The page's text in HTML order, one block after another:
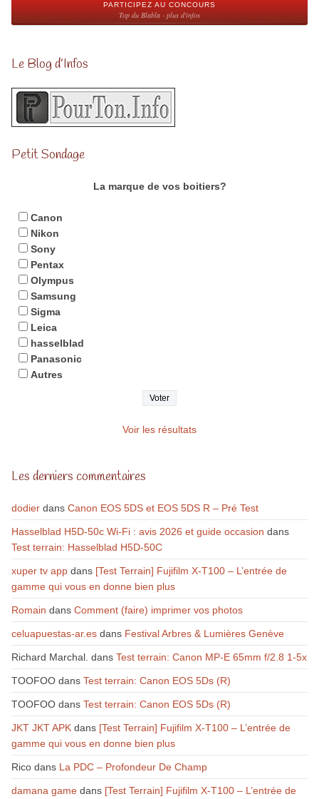
PARTICIPEZ AU CONCOURS
Top du Blabla - plus d'infos
Le Blog d’Infos
Petit Sondage
La marque de vos boitiers?
Canon
Nikon
Sony
Pentax
Olympus
Samsung
Sigma
Leica
hasselblad
Panasonic
Autres
Voir les résultats
Les derniers commentaires
dodierdans Canon EOS 5DS et EOS 5DS R – Pré Test
Hasselblad H5D-50c Wi-Fi : avis 2026 et guide occasion dans
Test terrain: Hasselblad H5D-50C
xuper tv appdans [Test Terrain] Fujifilm X-T100 – L’entrée de
gamme qui vous en donne bien plus
Romain dans Comment (faire) imprimer vos photos
celuapuestas-ar.esdans Festival Arbres & Lumières Genève
Richard Marchal. dans Test terrain: Canon MP-E 65mm f/2.8 1-5x
TOOFOOdans Test terrain: Canon EOS 5Ds (R)
TOOFOOdans Test terrain: Canon EOS 5Ds (R)
JKT JKT APKdans [Test Terrain] Fujifilm X-T100 – L’entrée de
gamme qui vous en donne bien plus
Ricodans La PDC – Profondeur De Champ
damana gamedans [Test Terrain] Fujifilm X-T100 – L’entrée de